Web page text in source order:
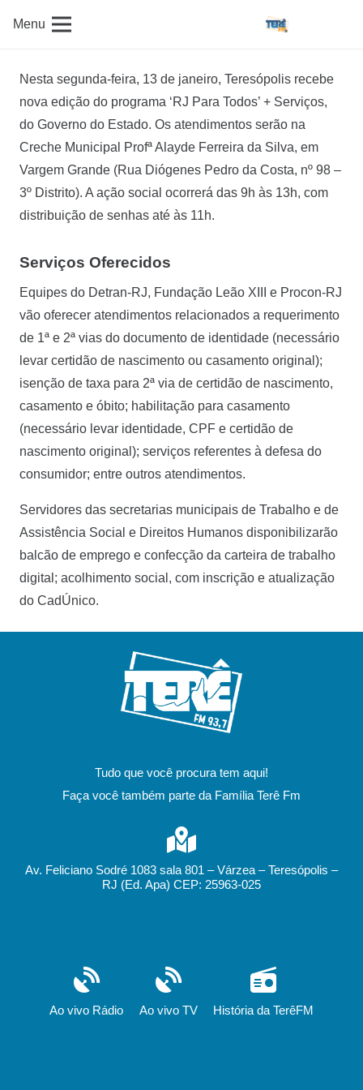
Menu
Nesta segunda-feira, 13 de janeiro, Teresópolis recebe
nova edição do programa ‘RJ Para Todos’ + Serviços,
do Governo do Estado. Os atendimentos serão na
Creche Municipal Profª Alayde Ferreira da Silva, em
Vargem Grande (Rua Diógenes Pedro da Costa, nº 98 –
3º Distrito). A ação social ocorrerá das 9h às 13h, com
distribuição de senhas até às 11h.
Serviços Oferecidos
Equipes do Detran-RJ, Fundação Leão XIII e Procon-RJ
vão oferecer atendimentos relacionados a requerimento
de 1ª e 2ª vias do documento de identidade (necessário
levar certidão de nascimento ou casamento original);
isenção de taxa para 2ª via de certidão de nascimento,
casamento e óbito; habilitação para casamento
(necessário levar identidade, CPF e certidão de
nascimento original); serviços referentes à defesa do
consumidor; entre outros atendimentos.
Servidores das secretarias municipais de Trabalho e de
Assistência Social e Direitos Humanos disponibilizarão
balcão de emprego e confecção da carteira de trabalho
digital; acolhimento social, com inscrição e atualização
do CadÚnico.
Tudo que você procura tem aqui!
Faça você também parte da Família Terê Fm
Av. Feliciano Sodré 1083 sala 801 – Várzea – Teresópolis –
RJ (Ed. Apa) CEP: 25963-025
Ao vivo Rádio Ao vivo TV História da TerêFM